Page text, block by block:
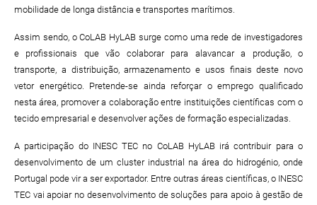
mobilidade de longa distância e transportes marítimos.
Assim sendo, o CoLAB HyLAB surge como uma rede de investigadores
e profissionais que vão colaborar para alavancar a produção, o
transporte, a distribuição, armazenamento e usos finais deste novo
vetor energético. Pretende-se ainda reforçar o emprego qualificado
nesta área, promover a colaboração entre instituições científicas com o
tecido empresarial e desenvolver ações de formação especializadas.
A participação do INESC TEC no CoLAB HyLAB irá contribuir para o
desenvolvimento de um cluster industrial na área do hidrogénio, onde
Portugal pode vir a ser exportador. Entre outras áreas científicas, o INESC
TEC vai apoiar no desenvolvimento de soluções para apoio à gestão de